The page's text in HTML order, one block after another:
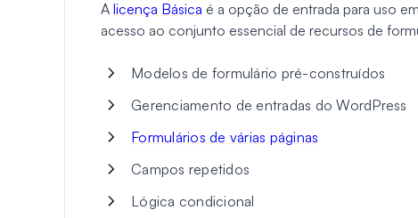
A licença Básica é a opção de entrada para uso
acesso ao conjunto essencial de recursos de
Modelos de formulário pré-construídos
Gerenciamento de entradas do WordPress
Formulários de várias páginas
Campos repetidos
Lógica condicional